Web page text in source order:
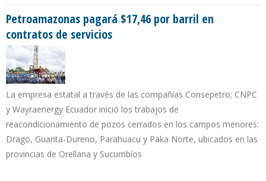
Petroamazonas pagará $17,46 por barril en
contratos de servicios
La empresa estatal a través de las compañías Consepetro; CNPC
y Wayraenergy Ecuador inició los trabajos de
reacondicionamiento de pozos cerrados en los campos menores:
Drago, Guanta-Dureno, Parahuacu y Paka Norte, ubicados en las
provincias de Orellana y Sucumbíos